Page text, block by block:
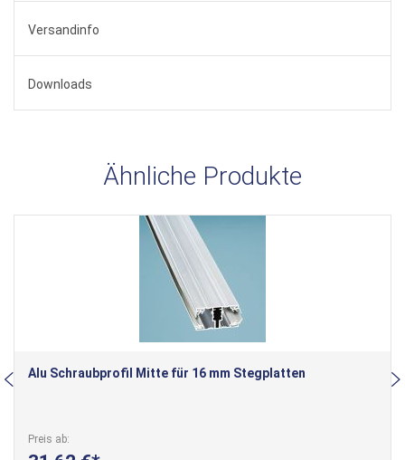
Versandinfo
Downloads
Ähnliche Produkte
Alu Schraubprofil Mitte für 16 mm Stegplatten
Preis ab